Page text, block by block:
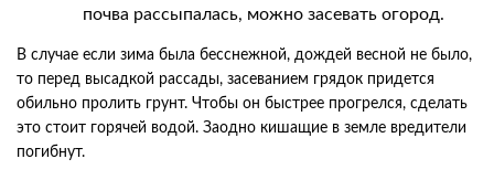
почва рассыпалась, можно засевать огород.
В случае если зима была бесснежной, дождей весной не было,
то перед высадкой рассады, засеванием грядок придется
обильно пролить грунт. Чтобы он быстрее прогрелся, сделать
это стоит горячей водой. Заодно кишащие в земле вредители
погибнут.